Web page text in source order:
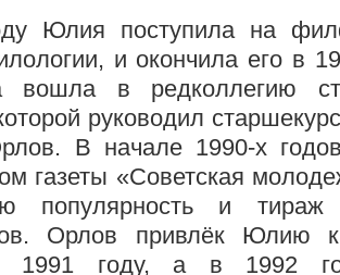
Юлия поступила на
и окончила его в
вошла в редколлегию
руководил
В начале 1990-х
газеты «Советская
популярность и
Орлов привлёк Юлию к
1991 году, а в 1992